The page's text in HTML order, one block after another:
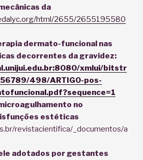
da
html/2655/2655195580
dermato-funcional nas
decorrentes da gravidez:
xmlui/bitstr
498/ARTIGO-pos-
no
estéticas
revistacientifica/_documentos/a
adotados por gestantes